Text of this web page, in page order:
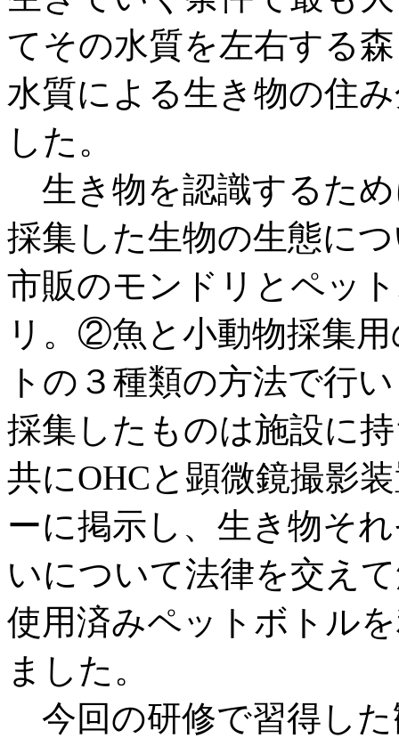
てその水質を左右する
水質による生き物の住
した。
生き物を認識するた
採集した生物の生態に
市販のモンドリとペッ
リ。②魚と小動物採集
トの３種類の方法で
採集したものは施設に
共にOHCと顕微鏡撮影
ーに掲示し、生き物そ
いについて法律を交え
使用済みペットボトル
ました。
今回の研修で習得し